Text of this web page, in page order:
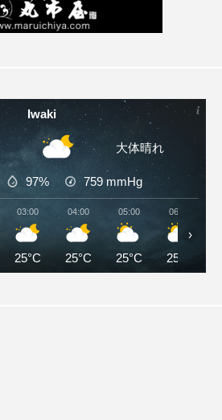
Iwaki
大体晴れ
97% 759 mmHg
03:00
25°C
04:00
25°C
05:00
25°C
06:00
25°C
›